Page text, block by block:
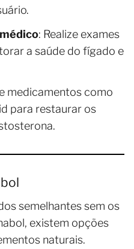
: Realize exames
a saúde do fígado e
medicamentos como
para restaurar os
semelhantes sem os
existem opções
naturais.